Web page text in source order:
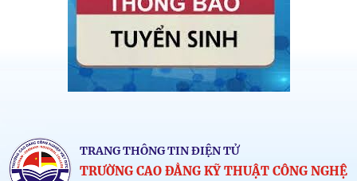
TRANG THÔNG TIN ĐIỆN TỬ
TRƯỜNG CAO ĐẲNG KỸ THUẬT CÔNG NGHỆ